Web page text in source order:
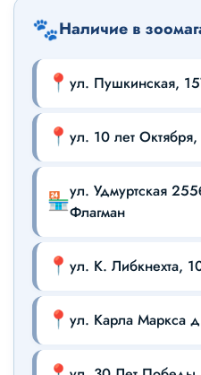
🐾Наличие в
📍 ул. Пушкинская,
📍 ул. 10 лет
🏪ул. Удмуртская
Флагман
📍 ул. К. Либкнехта,
📍 ул. Карла Маркса